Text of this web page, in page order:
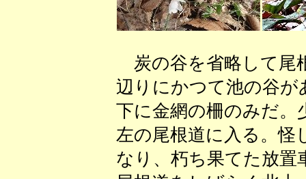
炭の谷を省略して尾
辺りにかつて池の谷が
下に金網の柵のみだ。
左の尾根道に入る。怪
なり、朽ち果てた放置